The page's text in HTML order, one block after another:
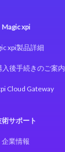
Magic xpi
xpi製品詳細
入後手続きのご案内
Cloud Gateway
術サポート
企業情報